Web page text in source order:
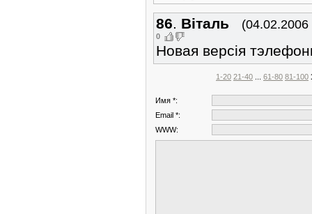
86. Вiталь (04.02.2006
0
Новая версiя
1-20 21-40 61-80 81-100
Имя *:
Email *:
WWW: